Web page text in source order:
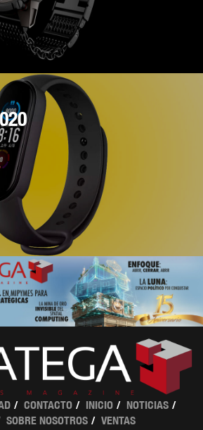
CONTACTO INICIO
NOTICIAS
SOBRE NOSOTROS VENTAS